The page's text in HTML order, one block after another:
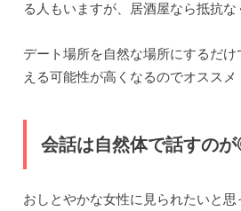
る人もいますが、居酒屋なら抵抗な
デート場所を自然な場所にするだ
える可能性が高くなるのでオススメ
会話は自然体で話すの
おしとやかな女性に見られたいと思